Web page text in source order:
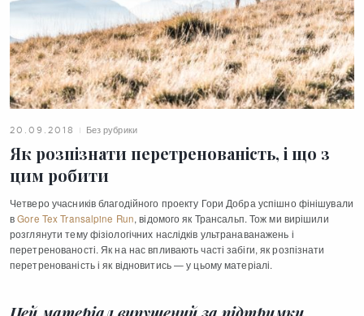
20.09.2018 Без рубрики
Як розпізнати перетренованість, і що з
цим робити
Четверо учасників благодійного проекту Гори Добра успішно фінішували
вGore Tex Transalpine Run, відомого як Трансальп. Тож ми вирішили
розглянути тему фізіологічних наслідків ультранаванажень і
перетренованості. Як на нас впливають часті забіги, як розпізнати
перетренованість і як відновитись — у цьому матеріалі.